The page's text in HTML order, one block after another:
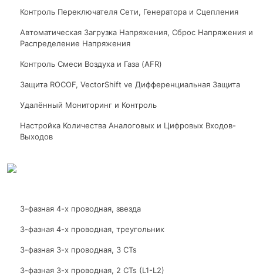
Контроль Переключателя Сети, Генератора и Сцепления
Автоматическая Загрузка Напряжения, Сброс Напряжения и
Распределение Напряжения
Контроль Смеси Воздуха и Газа (AFR)
Защита ROCOF, VectorShift ve Дифференциальная Защита
Удалённый Мониторинг и Контроль
Настройка Количества Аналоговых и Цифровых Входов-
Выходов
3-фазная 4-х проводная, звезда
3-фазная 4-х проводная, треугольник
3-фазная 3-х проводная, 3 CTs
3-фазная 3-х проводная, 2 CTs (L1-L2)